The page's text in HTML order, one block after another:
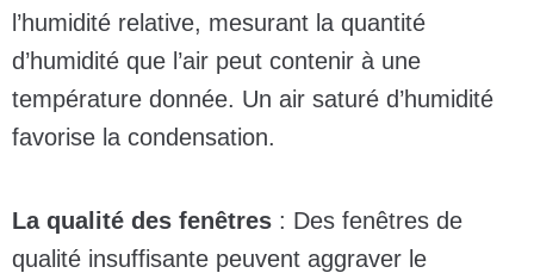
l’humidité relative, mesurant la quantité
d’humidité que l’air peut contenir à une
température donnée. Un air saturé d’humidité
favorise la condensation.
La qualité des fenêtres : Des fenêtres de
qualité insuffisante peuvent aggraver le